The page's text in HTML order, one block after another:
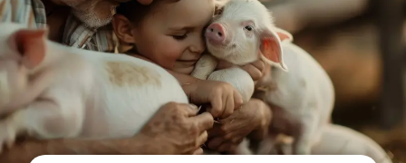
Abwechslungsreicher Urlaub
im Vogelsberg